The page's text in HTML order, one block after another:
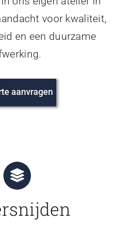
voor kwaliteit,
en een duurzame
aanvragen